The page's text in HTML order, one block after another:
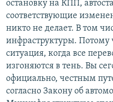
остановку на КПП,
соответствующие
никто не делает. В том
инфраструктуры. Потому
ситуация, когда все
изгоняются в тень. Вы
официально, честным
согласно Закону об